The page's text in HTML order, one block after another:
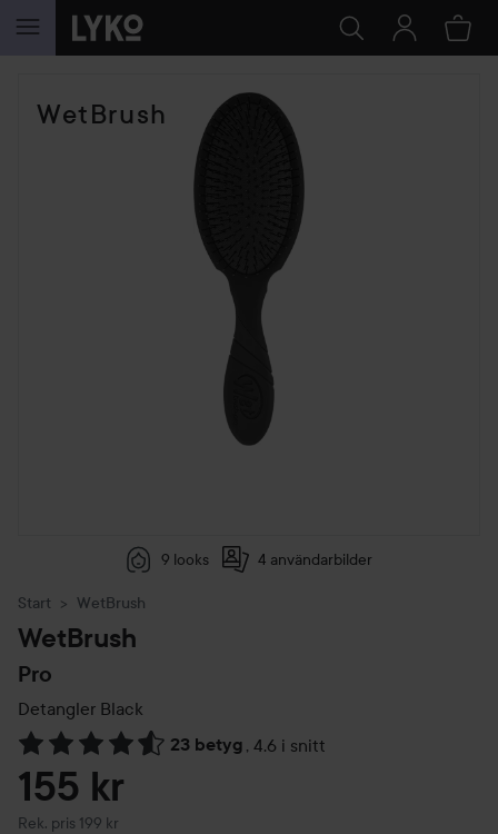
HOPPA TILL INNEHÅLLET
WetBrush
9 looks 4 användarbilder
Start WetBrush
WetBrush
Pro
Detangler Black
23 betyg , 4.6 i snitt
Hoppa till Betyg & kommentarer
155 kr
Rek. pris 199 kr
Rekommenderat pris 199 kr